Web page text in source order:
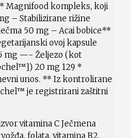
Magnifood kompleks, koji
– Stabilizirane rižine
50 mg – Acai bobice**
ovoj kapsule
mg —- Željezo (kot
20 mg 129 *
unos. ** Iz kontrolirane
je registrirani zaštitni
vitamina C Ječmena
folata, vitamina B2,